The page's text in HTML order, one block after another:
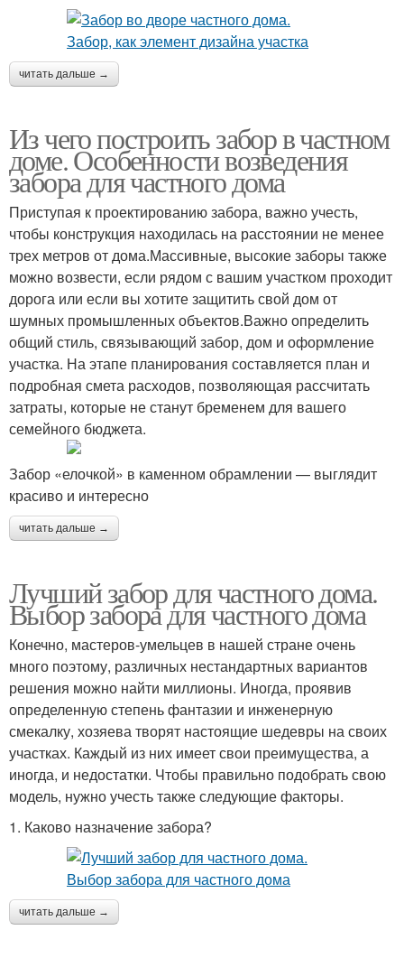
читать дальше →
Из чего построить забор в частном
доме. Особенности возведения
забора для частного дома
Приступая к проектированию забора, важно учесть,
чтобы конструкция находилась на расстоянии не менее
трех метров от дома.Массивные, высокие заборы также
можно возвести, если рядом с вашим участком проходит
дорога или если вы хотите защитить свой дом от
шумных промышленных объектов.Важно определить
общий стиль, связывающий забор, дом и оформление
участка. На этапе планирования составляется план и
подробная смета расходов, позволяющая рассчитать
затраты, которые не станут бременем для вашего
семейного бюджета.
Забор «елочкой» в каменном обрамлении — выглядит
красиво и интересно
читать дальше →
Лучший забор для частного дома.
Выбор забора для частного дома
Конечно, мастеров-умельцев в нашей стране очень
много поэтому, различных нестандартных вариантов
решения можно найти миллионы. Иногда, проявив
определенную степень фантазии и инженерную
смекалку, хозяева творят настоящие шедевры на своих
участках. Каждый из них имеет свои преимущества, а
иногда, и недостатки. Чтобы правильно подобрать свою
модель, нужно учесть также следующие факторы.
1. Каково назначение забора?
читать дальше →